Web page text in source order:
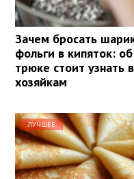
Зачем бросать
фольги в кипяток:
трюке стоит узнать
хозяйкам
ЛУЧШЕЕ